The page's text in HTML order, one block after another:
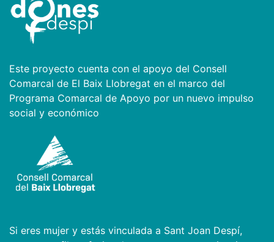
Este proyecto cuenta con el apoyo del Consell
Comarcal de El Baix Llobregat en el marco del
Programa Comarcal de Apoyo por un nuevo impulso
social y económico
Si eres mujer y estás vinculada a Sant Joan Despí,